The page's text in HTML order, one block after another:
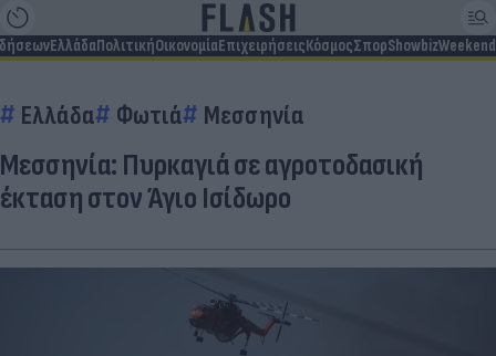
ΕλλάδαΠολιτικήΟικονομίαΕπιχειρήσειςΚόσμοςΣπορShowbizWeekend
Ελλάδα Φωτιά Μεσσηνία
Μεσσηνία: Πυρκαγιά σε αγροτοδασική
έκταση στον Άγιο Ισίδωρο